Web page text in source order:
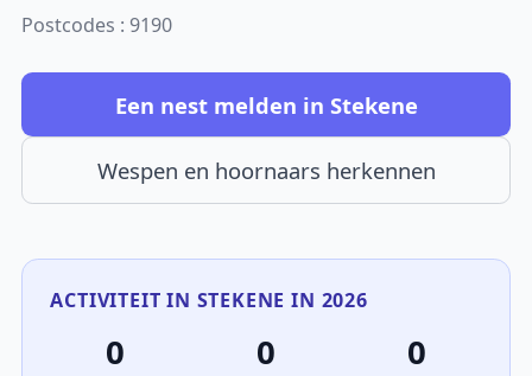
Postcodes : 9190
Een nest melden in Stekene
Wespen en hoornaars herkennen
ACTIVITEIT IN STEKENE IN 2026
0 0 0